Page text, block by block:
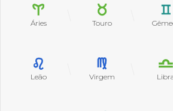
Áries Touro
Leão Virgem